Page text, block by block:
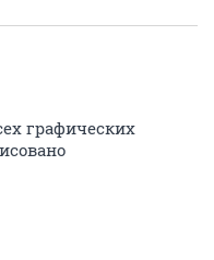
графических